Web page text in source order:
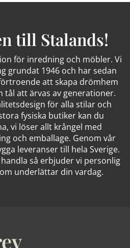
till Stalands!
för inredning och möbler. Vi
grundat 1946 och har sedan
att skapa drömhem
tål att ärvas av generationer.
för alla stilar och
fysiska butiker kan du
vi löser allt krångel med
och emballage. Genom vår
leveranser till hela Sverige.
så erbjuder vi personlig
underlättar din vardag.